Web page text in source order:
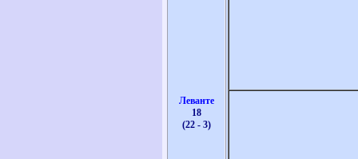
Леванте
18
(22 - 3)